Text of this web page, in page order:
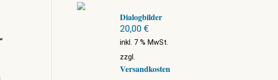
Dialogbilder
20,00 €
inkl. 7 % MwSt.
zzgl.
Versandkosten